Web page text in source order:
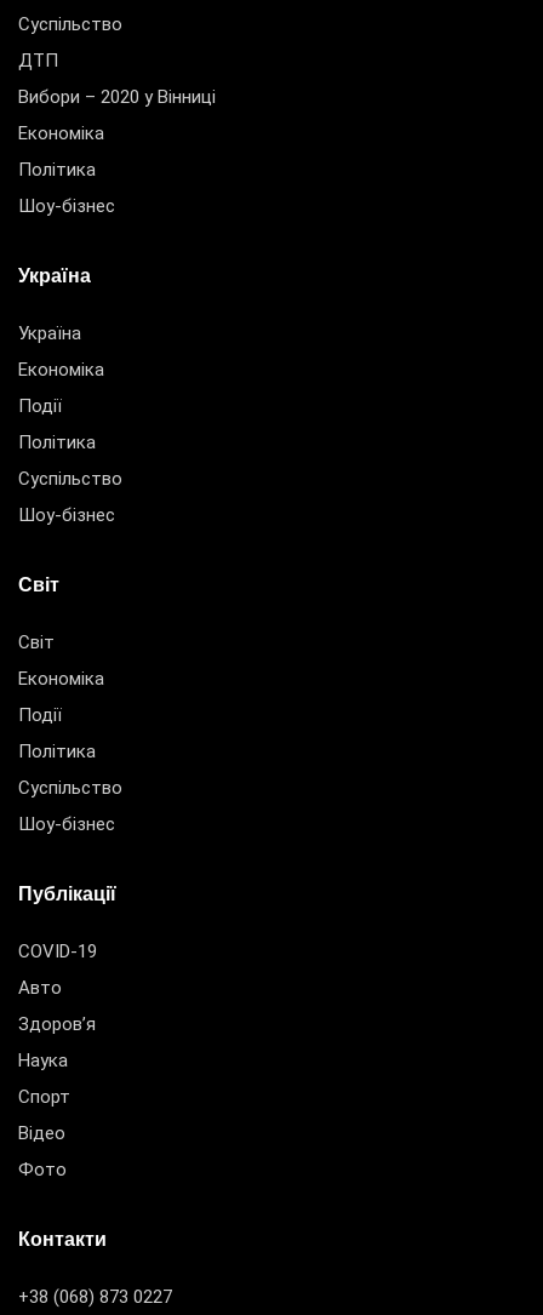
Суспільство
ДТП
Вибори – 2020 у Вінниці
Економіка
Політика
Шоу-бізнес
Україна
Україна
Економіка
Події
Політика
Суспільство
Шоу-бізнес
Світ
Світ
Економіка
Події
Політика
Суспільство
Шоу-бізнес
Публікації
COVID-19
Авто
Здоров’я
Наука
Спорт
Відео
Фото
Контакти
+38 (068) 873 0227